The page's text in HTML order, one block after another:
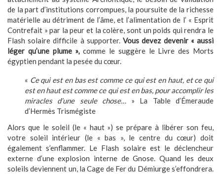
de la part d’institutions corrompues, la poursuite de la richesse
matérielle au détriment de l’âme, et l’alimentation de l’ « Esprit
Contrefait » par la peur et la colère, sont un poids qui rendra le
Flash solaire difficile à supporter.Vous devez devenir « aussi
léger qu’une plume »,comme le suggère le Livre des Morts
égyptien pendant la pesée du cœur.
« Ce qui est en bas est comme ce qui est en haut, et ce qui
est en haut est comme ce qui est en bas, pour accomplir les
miracles d’une seule chose…» La Table d’Émeraude
d’Hermès Trismégiste
Alors que le soleil (le « haut ») se prépare à libérer son feu,
votre soleil intérieur (le « bas », le centre du cœur) doit
également s’enflammer. Le Flash solaire est le déclencheur
externe d’une explosion interne de Gnose. Quand les deux
soleils deviennent un, la Cage de Fer du Démiurge s’effondrera.